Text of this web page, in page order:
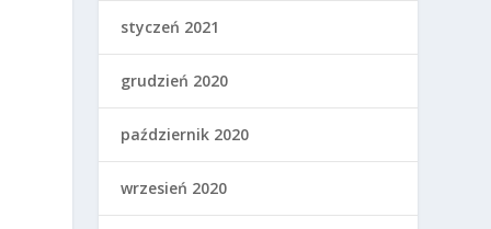
styczeń 2021
grudzień 2020
październik 2020
wrzesień 2020